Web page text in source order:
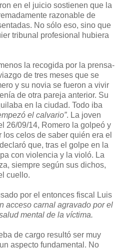
en el juicio sostienen que la
razonable de
No sólo eso, sino que
tribunal profesional hubiera
la recogida por la prensa-
de tres meses que se
y su novia se fueron a vivir
de otra pareja anterior. Su
en la ciudad. Todo iba
el calvario”. La joven
26/09/14, Romero la golpeó y
los celos de saber quién era el
que, tras el golpe en la
con violencia y la violó. La
siempre según sus dichos,
cuello.
por el entonces fiscal Luis
acceso carnal agravado por el
mental de la víctima.
de cargo resultó ser muy
aspecto fundamental. No